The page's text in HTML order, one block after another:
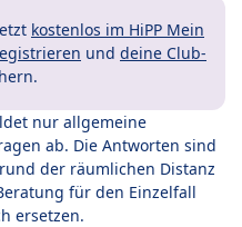
kostenlos im HiPP Mein
und deine Club-
nur allgemeine
ab. Die Antworten sind
der räumlichen Distanz
für den Einzelfall
ersetzen.